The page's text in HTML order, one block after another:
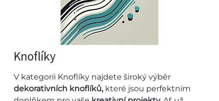
Knoflíky
V kategorii Knoflíky najdete široký výběr
dekorativních knoflíků,které jsou perfektním